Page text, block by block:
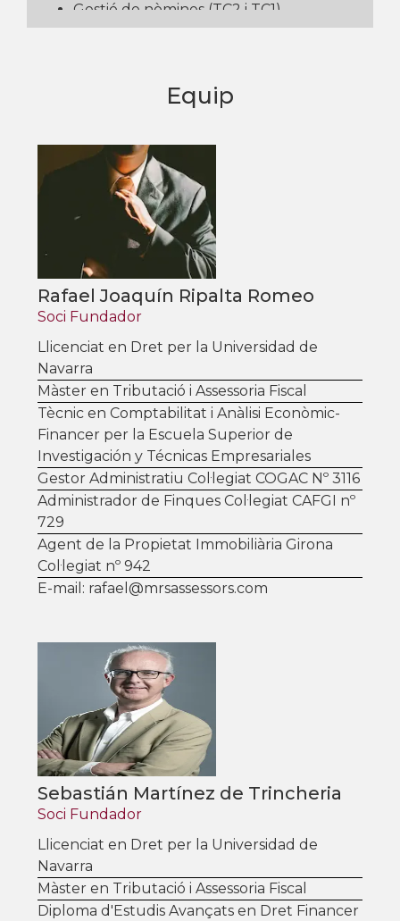
Gestió de nòmines (TC2 i TC1)
Incapacitat temporal, invalidesa i
Inspeccions laborals, recursos i
Connexió de la xarxa amb la tresoreria
de la Seguretat Social
Treballadors autònoms. Altes, baixes i
prestacions
Base de dades de jurisprudència i
convenis
Règims especials (de la llar, agrari, ...)
Assessorament i consultes
Equip
Rafael Joaquín Ripalta Romeo
Soci Fundador
Llicenciat en Dret per la Universidad de
Navarra
Màster en Tributació i Assessoria Fiscal
Tècnic en Comptabilitat i Anàlisi Econòmic-
Financer per la Escuela Superior de
Investigación y Técnicas Empresariales
Gestor Administratiu Col·legiat COGAC Nº 3116
Administrador de Finques Col·legiat CAFGI nº
729
Agent de la Propietat Immobiliària Girona
Col·legiat nº 942
E-mail: rafael@mrsassessors.com
Sebastián Martínez de Trincheria
Soci Fundador
Llicenciat en Dret per la Universidad de
Navarra
Màster en Tributació i Assessoria Fiscal
Diploma d'Estudis Avançats en Dret Financer